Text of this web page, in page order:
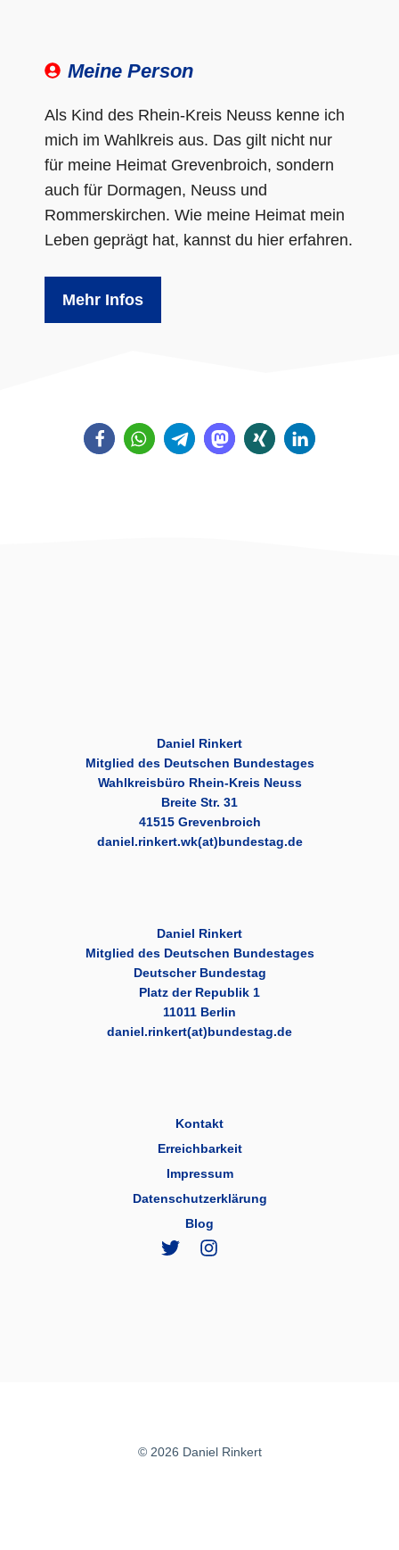
Meine Person
Als Kind des Rhein-Kreis Neuss kenne ich
mich im Wahlkreis aus. Das gilt nicht nur
für meine Heimat Grevenbroich, sondern
auch für Dormagen, Neuss und
Rommerskirchen. Wie meine Heimat mein
Leben geprägt hat, kannst du hier erfahren.
Mehr Infos
Daniel Rinkert
Mitglied des Deutschen Bundestages
Wahlkreisbüro Rhein-Kreis Neuss
Breite Str. 31
41515 Grevenbroich
daniel.rinkert.wk(at)bundestag.de
Daniel Rinkert
Mitglied des Deutschen Bundestages
Deutscher Bundestag
Platz der Republik 1
11011 Berlin
daniel.rinkert(at)bundestag.de
Kontakt
Erreichbarkeit
Impressum
Datenschutzerklärung
Blog
© 2026 Daniel Rinkert